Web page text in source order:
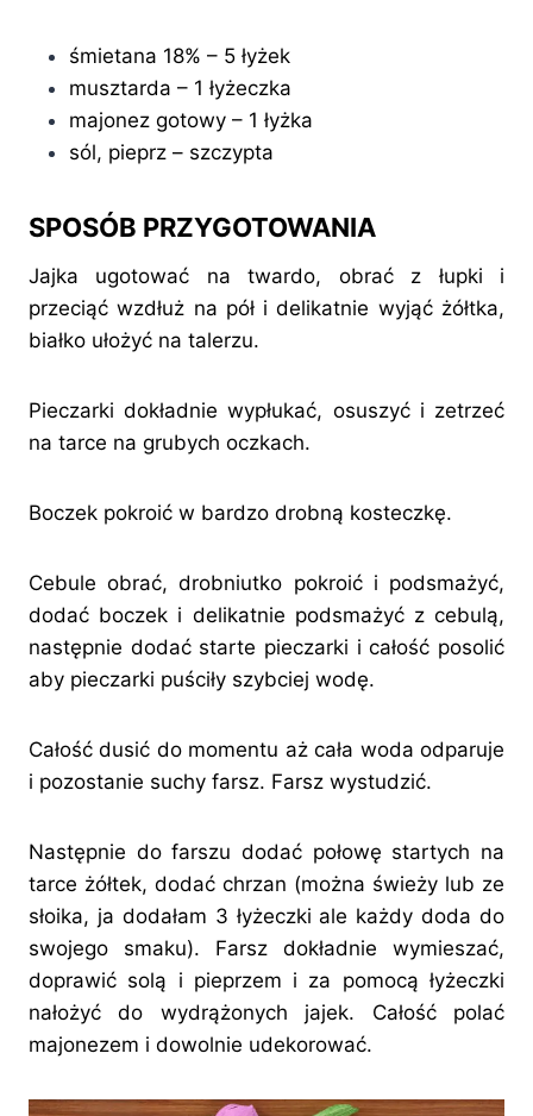
śmietana 18% – 5 łyżek
musztarda – 1 łyżeczka
majonez gotowy – 1 łyżka
sól, pieprz – szczypta
SPOSÓB PRZYGOTOWANIA
Jajka ugotować na twardo, obrać z łupki i
przeciąć wzdłuż na pół i delikatnie wyjąć żółtka,
białko ułożyć na talerzu.
Pieczarki dokładnie wypłukać, osuszyć i zetrzeć
na tarce na grubych oczkach.
Boczek pokroić w bardzo drobną kosteczkę.
Cebule obrać, drobniutko pokroić i podsmażyć,
dodać boczek i delikatnie podsmażyć z cebulą,
następnie dodać starte pieczarki i całość posolić
aby pieczarki puściły szybciej wodę.
Całość dusić do momentu aż cała woda odparuje
i pozostanie suchy farsz. Farsz wystudzić.
Następnie do farszu dodać połowę startych na
tarce żółtek, dodać chrzan (można świeży lub ze
słoika, ja dodałam 3 łyżeczki ale każdy doda do
swojego smaku). Farsz dokładnie wymieszać,
doprawić solą i pieprzem i za pomocą łyżeczki
nałożyć do wydrążonych jajek. Całość polać
majonezem i dowolnie udekorować.